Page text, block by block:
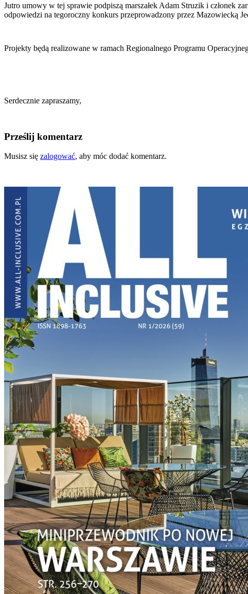
Jutro umowy w tej sprawie podpiszą marszałek Adam Struzik i członek
odpowiedzi na tegoroczny konkurs przeprowadzony przez Mazowiecką
Projekty będą realizowane w ramach Regionalnego Programu
Serdecznie zapraszamy,
Prześlij komentarz
Musisz się zalogować, aby móc dodać komentarz.